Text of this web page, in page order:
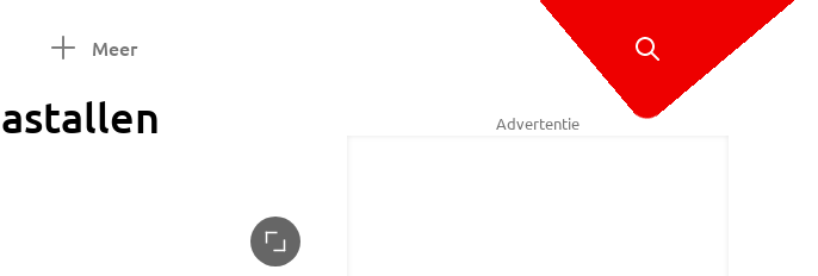
Meer
Advertentie